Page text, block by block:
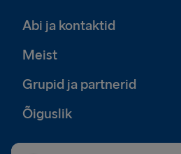
Abi ja kontaktid
Meist
Grupid ja partnerid
Õiguslik